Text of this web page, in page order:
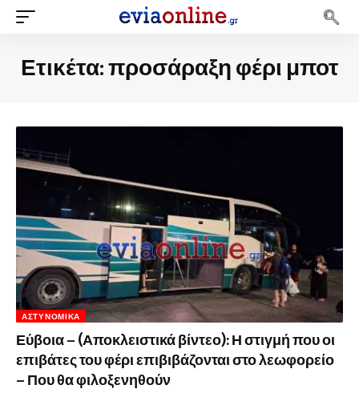
Ετικέτα:προσάραξη φέρι μποτ
ΑΣΤΥΝΟΜΙΚΆ
Εύβοια – (Αποκλειστικά βίντεο): Η στιγμή που οι
επιβάτες του φέρι επιβιβάζονται στο λεωφορείο
– Που θα φιλοξενηθούν